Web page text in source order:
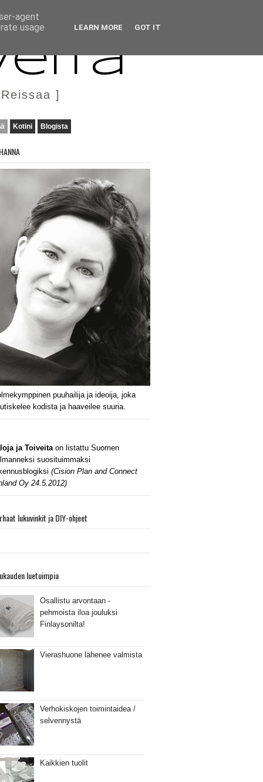
]
Kotini Blogista
puuhailija ja ideoija, joka
kodista ja haaveilee suuria.
ja Toiveitaon listattu Suomen
suosituimmaksi
(Cision Plan and Connect
Oy 24.5.2012)
lukuvinkit ja DIY-ohjeet
luetuimpia
Osallistu arvontaan -
pehmoista iloa jouluksi
Finlaysonilta!
Vierashuone lähenee valmista
Verhokiskojen toimintaidea /
selvennystä
Kaikkien tuolit
agent
usage
LEARN MORE GOT IT